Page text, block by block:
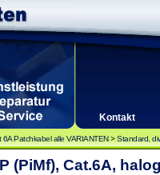
Kontakt
6A Patchkabel alle VARIANTEN>Standard,
(PiMf), Cat.6A,